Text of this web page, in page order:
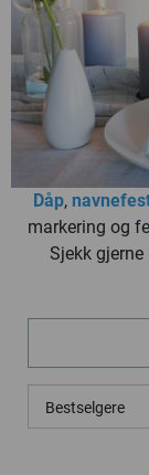
Dåp,
markering og
Sjekk gjerne
Bestselgere